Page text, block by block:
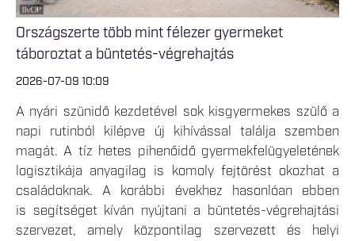
Országszerte több mint félezer gyermeket
táboroztat a büntetés-végrehajtás
2026-07-09 10:09
A nyári szünidő kezdetével sok kisgyermekes szülő a
napi rutinból kilépve új kihívással találja szemben
magát. A tíz hetes pihenőidő gyermekfelügyeletének
logisztikája anyagilag is komoly fejtörést okozhat a
családoknak. A korábbi évekhez hasonlóan ebben
is segítséget kíván nyújtani a büntetés-végrehajtási
szervezet, amely központilag szervezett és helyi